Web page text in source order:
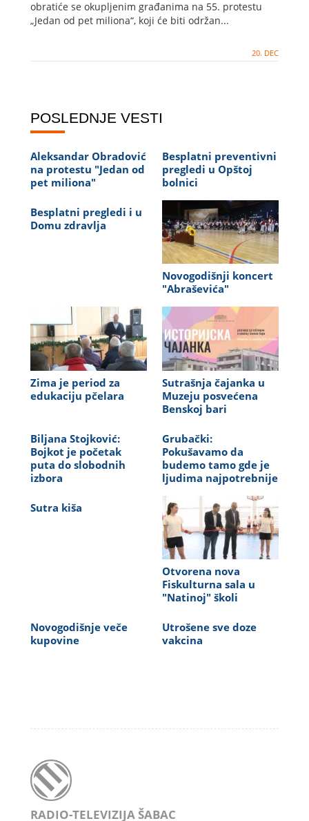
obratiće se okupljenim građanima na 55. protestu
„Jedan od pet miliona“, koji će biti održan...
20. DEC
POSLEDNJE VESTI
Aleksandar Obradović
na protestu "Jedan od
pet miliona"
Besplatni preventivni
pregledi u Opštoj
bolnici
Besplatni pregledi i u
Domu zdravlja
Novogodišnji koncert
"Abraševića"
Zima je period za
edukaciju pčelara
Sutrašnja čajanka u
Muzeju posvećena
Benskoj bari
Biljana Stojković:
Bojkot je početak
puta do slobodnih
izbora
Grubački:
Pokušavamo da
budemo tamo gde je
ljudima najpotrebnije
Sutra kiša
Otvorena nova
Fiskulturna sala u
"Natinoj" školi
Novogodišnje veče
kupovine
Utrošene sve doze
vakcina
RADIO-TELEVIZIJA ŠABAC